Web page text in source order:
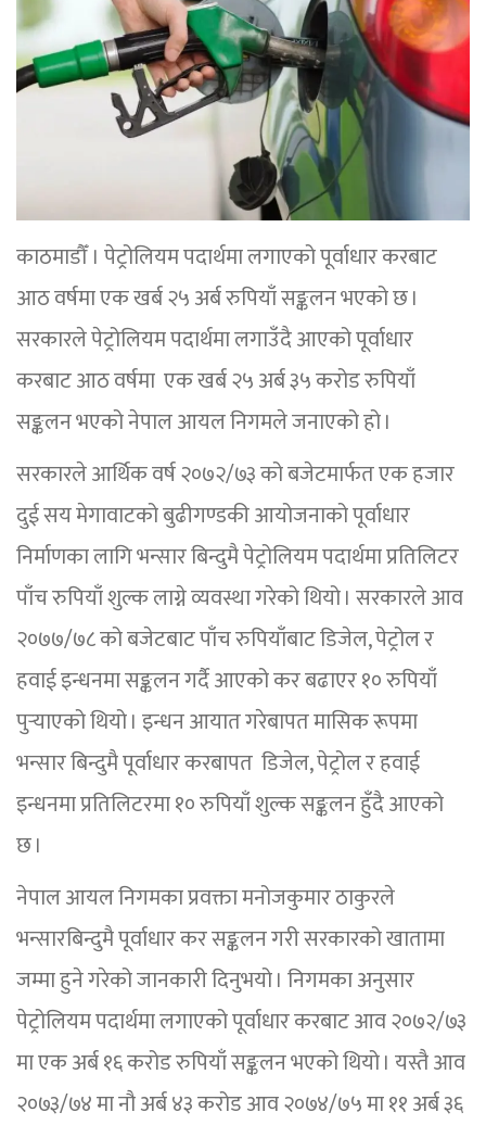
काठमाडौँ । पेट्रोलियम पदार्थमा लगाएको पूर्वाधार करबाट
आठ वर्षमा एक खर्ब २५ अर्ब रुपियाँ सङ्कलन भएको छ ।
सरकारले पेट्रोलियम पदार्थमा लगाउँदै आएको पूर्वाधार
करबाट आठ वर्षमा एक खर्ब २५ अर्ब ३५ करोड रुपियाँ
सङ्कलन भएको नेपाल आयल निगमले जनाएको हो ।
सरकारले आर्थिक वर्ष २०७२/७३ को बजेटमार्फत एक हजार
दुई सय मेगावाटको बुढीगण्डकी आयोजनाको पूर्वाधार
निर्माणका लागि भन्सार बिन्दुमै पेट्रोलियम पदार्थमा प्रतिलिटर
पाँच रुपियाँ शुल्क लाग्ने व्यवस्था गरेको थियो । सरकारले आव
२०७७/७८ को बजेटबाट पाँच रुपियाँबाट डिजेल, पेट्रोल र
हवाई इन्धनमा सङ्कलन गर्दै आएको कर बढाएर १० रुपियाँ
पुर्‍याएको थियो । इन्धन आयात गरेबापत मासिक रूपमा
भन्सार बिन्दुमै पूर्वाधार करबापत डिजेल, पेट्रोल र हवाई
इन्धनमा प्रतिलिटरमा १० रुपियाँ शुल्क सङ्कलन हुँदै आएको
छ ।
नेपाल आयल निगमका प्रवक्ता मनोजकुमार ठाकुरले
भन्सारबिन्दुमै पूर्वाधार कर सङ्कलन गरी सरकारको खातामा
जम्मा हुने गरेको जानकारी दिनुभयो । निगमका अनुसार
पेट्रोलियम पदार्थमा लगाएको पूर्वाधार करबाट आव २०७२/७३
मा एक अर्ब १६ करोड रुपियाँ सङ्कलन भएको थियो । यस्तै आव
२०७३/७४ मा नौ अर्ब ४३ करोड आव २०७४/७५ मा ११ अर्ब ३६